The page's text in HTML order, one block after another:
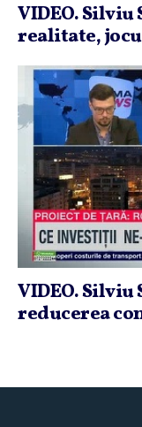
VIDEO. Silviu
realitate,
VIDEO.
reducerea